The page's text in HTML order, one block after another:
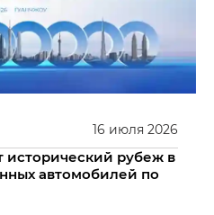
16 июля 2026
исторический рубеж в
автомобилей по